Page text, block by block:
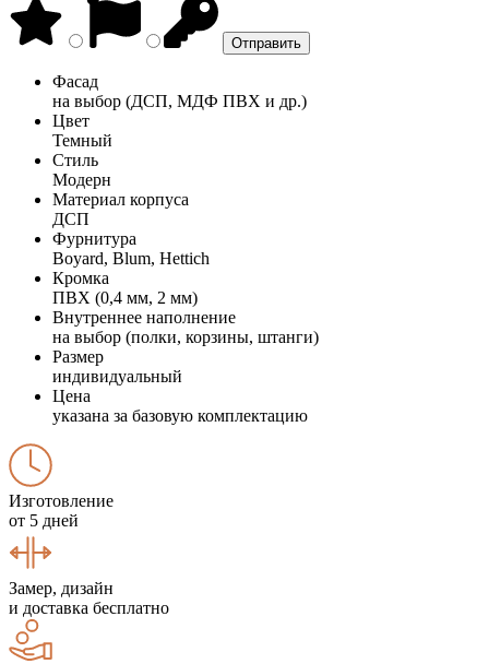
Фасад
на выбор (ДСП, МДФ ПВХ и др.)
Цвет
Темный
Стиль
Модерн
Материал корпуса
ДСП
Фурнитура
Boyard, Blum, Hettich
Кромка
ПВХ (0,4 мм, 2 мм)
Внутреннее наполнение
на выбор (полки, корзины, штанги)
Размер
индивидуальный
Цена
указана за базовую комплектацию
Изготовление
от 5 дней
Замер, дизайн
и доставка бесплатно